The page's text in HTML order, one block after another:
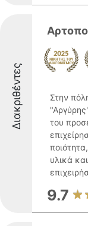
Διακριθέντες
Στην
του
υλικά
9.7